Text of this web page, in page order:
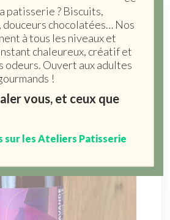
patisserie ? Biscuits,
douceurs chocolatées… Nos
à tous les niveaux et
chaleureux, créatif et
odeurs. Ouvert aux adultes
!
vous, et ceux que
sur les Ateliers Patisserie